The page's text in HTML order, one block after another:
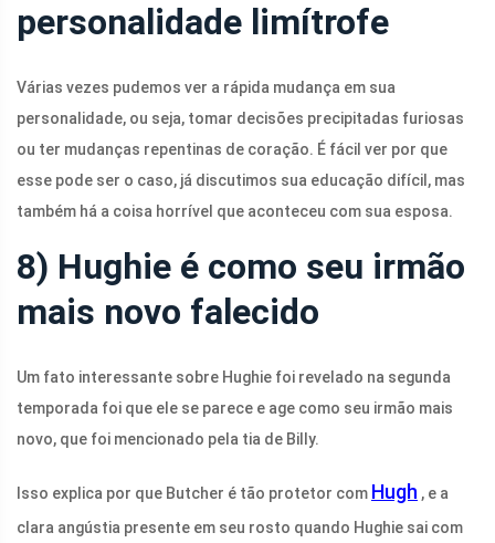
personalidade limítrofe
Várias vezes pudemos ver a rápida mudança em sua
personalidade, ou seja, tomar decisões precipitadas furiosas
ou ter mudanças repentinas de coração. É fácil ver por que
esse pode ser o caso, já discutimos sua educação difícil, mas
também há a coisa horrível que aconteceu com sua esposa.
8) Hughie é como seu irmão
mais novo falecido
Um fato interessante sobre Hughie foi revelado na segunda
temporada foi que ele se parece e age como seu irmão mais
novo, que foi mencionado pela tia de Billy.
Isso explica por que Butcher é tão protetor com Hugh , e a
clara angústia presente em seu rosto quando Hughie sai com